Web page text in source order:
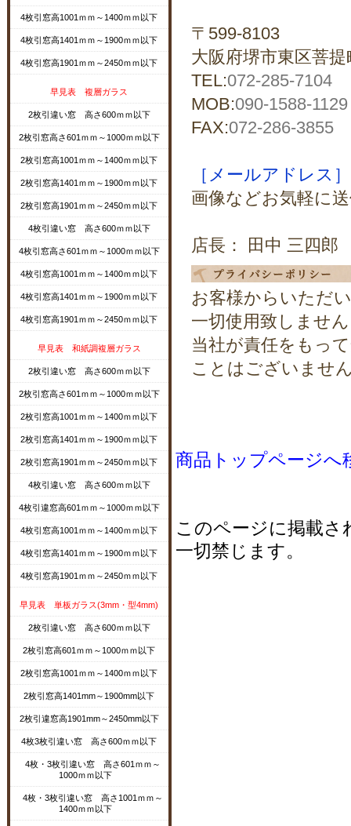
4枚引窓高1001ｍｍ～1400ｍｍ以下
4枚引窓高1401ｍｍ～1900ｍｍ以下
4枚引窓高1901ｍｍ～2450ｍｍ以下
早見表 複層ガラス
2枚引違い窓 高さ600ｍｍ以下
2枚引窓高さ601ｍｍ～1000ｍｍ以下
2枚引窓高1001ｍｍ～1400ｍｍ以下
2枚引窓高1401ｍｍ～1900ｍｍ以下
2枚引窓高1901ｍｍ～2450ｍｍ以下
4枚引違い窓 高さ600ｍｍ以下
4枚引窓高さ601ｍｍ～1000ｍｍ以下
4枚引窓高1001ｍｍ～1400ｍｍ以下
4枚引窓高1401ｍｍ～1900ｍｍ以下
4枚引窓高1901ｍｍ～2450ｍｍ以下
早見表 和紙調複層ガラス
2枚引違い窓 高さ600ｍｍ以下
2枚引窓高さ601ｍｍ～1000ｍｍ以下
2枚引窓高1001ｍｍ～1400ｍｍ以下
2枚引窓高1401ｍｍ～1900ｍｍ以下
2枚引窓高1901ｍｍ～2450ｍｍ以下
4枚引違い窓 高さ600ｍｍ以下
4枚引違窓高601ｍｍ～1000ｍｍ以下
4枚引窓高1001ｍｍ～1400ｍｍ以下
4枚引窓高1401ｍｍ～1900ｍｍ以下
4枚引窓高1901ｍｍ～2450ｍｍ以下
早見表 単板ガラス(3mm・型4mm)
2枚引違い窓 高さ600ｍｍ以下
2枚引窓高601ｍｍ～1000ｍｍ以下
2枚引窓高1001ｍｍ～1400ｍｍ以下
2枚引窓高1401mm～1900mm以下
2枚引違窓高1901mm～2450mm以下
4枚3枚引違い窓 高さ600ｍｍ以下
4枚・3枚引違い窓 高さ601ｍｍ～
1000ｍｍ以下
4枚・3枚引違い窓 高さ1001ｍｍ～
1400ｍｍ以下
〒599-8103
大阪府堺市東区菩提
TEL:072-285-7104
MOB:090-1588-1129
FAX:072-286-3855
［メールアドレス
画像などお気軽に
店長： 田中 三四郎
お客様からいただ
一切使用致しませ
当社が責任をもっ
ことはございませ
商品トップページへ
このページに掲載さ
一切禁じます。